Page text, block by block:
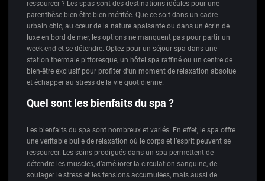
ressourcer ? Les spas sont des destinations idéales pour une
parenthèse bien-être bien méritée. Que ce soit dans un cadre
urbain chic, au cœur de la nature apaisante ou dans un écrin de
luxe en bord de mer, les options ne manquent pas pour partir un
week-end et se détendre. Optez pour un séjour spa dans une
station thermale pittoresque, un hôtel spa raffiné ou un centre de
bien-être exclusif pour profiter d’un moment de relaxation absolue
et échapper au stress de la vie quotidienne.
Quel sont les bienfaits du spa ?
Les bienfaits du spa sont nombreux et variés. En effet, le spa offre
une véritable bulle de relaxation où le corps et l’esprit peuvent se
ressourcer. Les soins prodigués dans un spa permettent de
détendre les muscles, d’améliorer la circulation sanguine, de
soulager le stress et les tensions accumulées, mais aussi de